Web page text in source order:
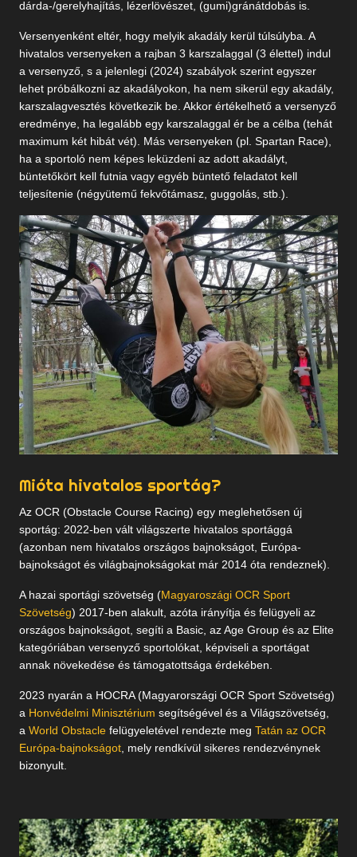
dárda-/gerelyhajítás, lézerlövészet, (gumi)gránátdobás is.
Versenyenként eltér, hogy melyik akadály kerül túlsúlyba. A
hivatalos versenyeken a rajban 3 karszalaggal (3 élettel) indul
a versenyző, s a jelenlegi (2024) szabályok szerint egyszer
lehet próbálkozni az akadályokon, ha nem sikerül egy akadály,
karszalagvesztés következik be. Akkor értékelhető a versenyző
eredménye, ha legalább egy karszalaggal ér be a célba (tehát
maximum két hibát vét). Más versenyeken (pl. Spartan Race),
ha a sportoló nem képes leküzdeni az adott akadályt,
büntetőkört kell futnia vagy egyéb büntető feladatot kell
teljesítenie (négyütemű fekvőtámasz, guggolás, stb.).
Mióta hivatalos sportág?
Az OCR (Obstacle Course Racing) egy meglehetősen új
sportág: 2022-ben vált világszerte hivatalos sportággá
(azonban nem hivatalos országos bajnokságot, Európa-
bajnokságot és világbajnokságokat már 2014 óta rendeznek).
A hazai sportági szövetség (Magyaroszági OCR Sport
Szövetség) 2017-ben alakult, azóta irányítja és felügyeli az
országos bajnokságot, segíti a Basic, az Age Group és az Elite
kategóriában versenyző sportolókat, képviseli a sportágat
annak növekedése és támogatottsága érdekében.
2023 nyarán a HOCRA (Magyarországi OCR Sport Szövetség)
a Honvédelmi Minisztérium segítségével és a Világszövetség,
a World Obstacle felügyeletével rendezte meg Tatán az OCR
Európa-bajnokságot , mely rendkívül sikeres rendezvénynek
bizonyult.